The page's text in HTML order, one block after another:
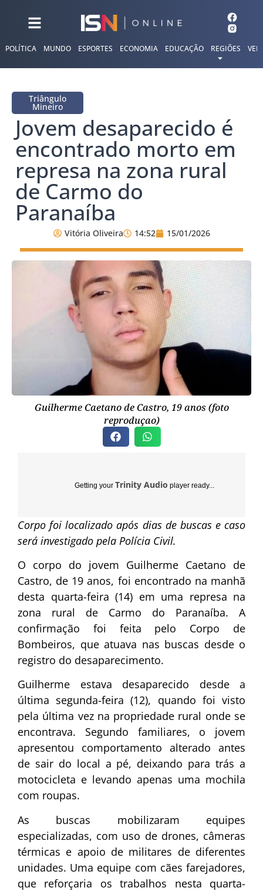
POLÍTICA MUNDO ESPORTES ECONOMIA EDUCAÇÃO REGIÕES
Triângulo
Mineiro
Jovem desaparecido é
encontrado morto em
represa na zona rural
de Carmo do
Paranaíba
Vitória Oliveira 14:52 15/01/2026
Guilherme Caetano de Castro, 19 anos (foto
reproduçao)
Getting your Trinity Audio player ready...
Corpo foi localizado após dias de buscas e caso
será investigado pela Polícia Civil.
O corpo do jovem Guilherme Caetano de
Castro, de 19 anos, foi encontrado na manhã
desta quarta-feira (14) em uma represa na
zona rural de Carmo do Paranaíba. A
confirmação foi feita pelo Corpo de
Bombeiros, que atuava nas buscas desde o
registro do desaparecimento.
Guilherme estava desaparecido desde a
última segunda-feira (12), quando foi visto
pela última vez na propriedade rural onde se
encontrava. Segundo familiares, o jovem
apresentou comportamento alterado antes
de sair do local a pé, deixando para trás a
motocicleta e levando apenas uma mochila
com roupas.
As buscas mobilizaram equipes
especializadas, com uso de drones, câmeras
térmicas e apoio de militares de diferentes
unidades. Uma equipe com cães farejadores,
que reforçaria os trabalhos nesta quarta-